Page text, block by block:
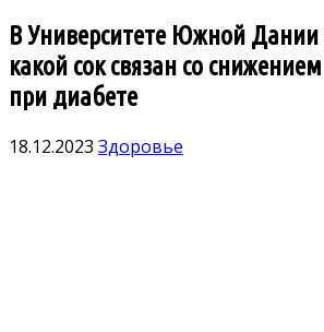
В Университете Южной
какой сок связан со
при диабете
18.12.2023 Здоровье